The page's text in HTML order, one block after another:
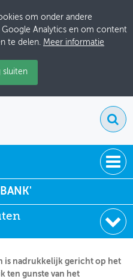
om onder andere
Analytics en om content
te delen. Meer informatie
sluiten
is nadrukkelijk gericht op het
ten gunste van het